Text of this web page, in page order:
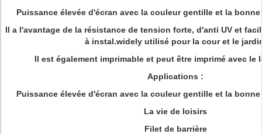
Puissance élevée d'écran avec la couleur gentille et la
Il a l'avantage de la résistance de tension forte, d'anti UV et
à instal.widely utilisé pour la cour et le
Il est également imprimable et peut être imprimé avec le
Applications :
Puissance élevée d'écran avec la couleur gentille et la
La vie de loisirs
Filet de barrière